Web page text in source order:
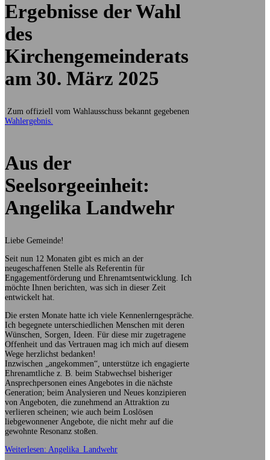
Ergebnisse der Wahl
des
Kirchengemeinderats
am 30. März 2025
Zum offiziell vom Wahlausschuss bekannt gegebenen
Wahlergebnis.
Aus der
Seelsorgeeinheit:
Angelika Landwehr
Liebe Gemeinde!
Seit nun 12 Monaten gibt es mich an der
neugeschaffenen Stelle als Referentin für
Engagementförderung und Ehrenamtsentwicklung. Ich
möchte Ihnen berichten, was sich in dieser Zeit
entwickelt hat.
Die ersten Monate hatte ich viele Kennenlerngespräche.
Ich begegnete unterschiedlichen Menschen mit deren
Wünschen, Sorgen, Ideen. Für diese mir zugetragene
Offenheit und das Vertrauen mag ich mich auf diesem
Wege herzlichst bedanken!
Inzwischen „angekommen“, unterstütze ich engagierte
Ehrenamtliche z. B. beim Stabwechsel bisheriger
Ansprechpersonen eines Angebotes in die nächste
Generation; beim Analysieren und Neues konzipieren
von Angeboten, die zunehmend an Attraktion zu
verlieren scheinen; wie auch beim Loslösen
liebgewonnener Angebote, die nicht mehr auf die
gewohnte Resonanz stoßen.
Weiterlesen: Angelika_Landwehr